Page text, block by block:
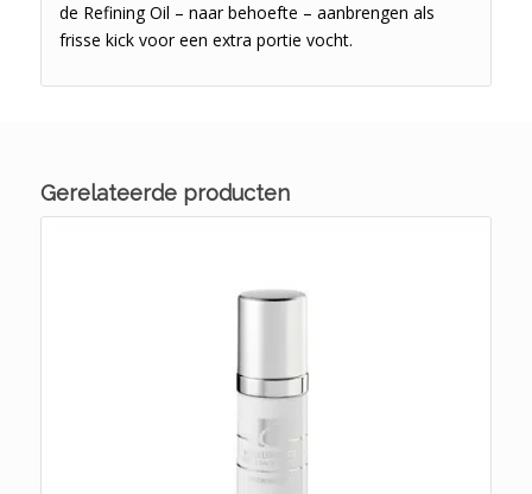
de Refining Oil – naar behoefte – aanbrengen als
frisse kick voor een extra portie vocht.
Gerelateerde producten